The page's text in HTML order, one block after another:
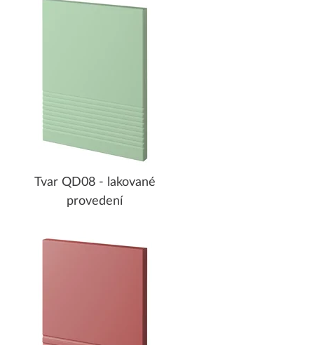
Tvar QD08 - lakované
provedení